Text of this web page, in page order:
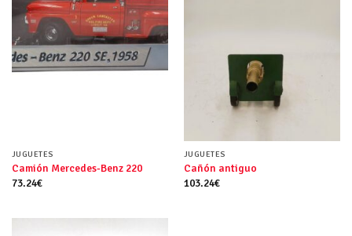
JUGUETES
Camión Mercedes-Benz 220
73.24€
JUGUETES
Cañón antiguo
103.24€